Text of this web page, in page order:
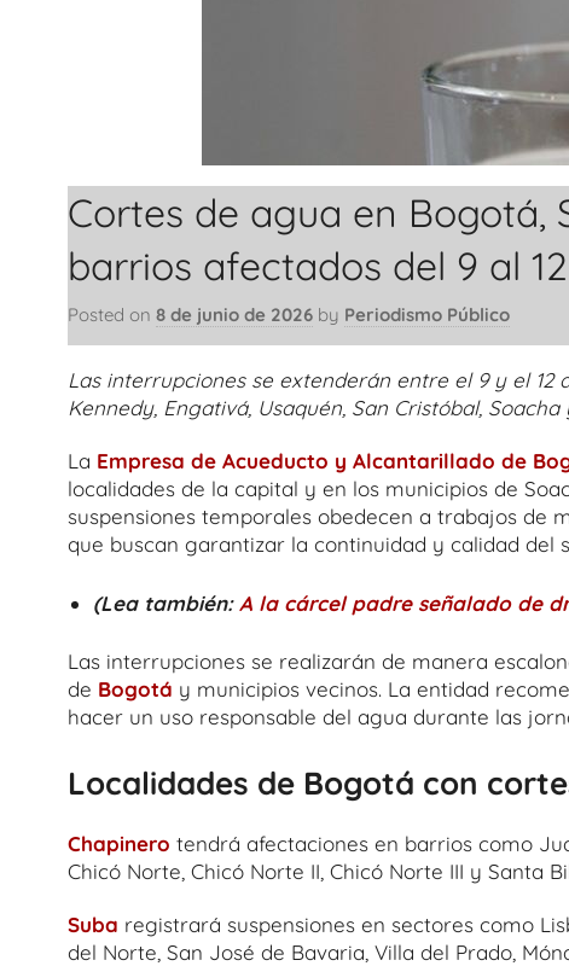
Cortes de agua en Bogotá,
barrios afectados del 9 al
Posted on 8 de junio de 2026 by Periodismo Público
Las interrupciones se extenderán entre el 9 y el 12
Kennedy, Engativá, Usaquén, San Cristóbal, Soacha
La Empresa de Acueducto y Alcantarillado de
localidades de la capital y en los municipios de
suspensiones temporales obedecen a trabajos de
que buscan garantizar la continuidad y calidad del
(Lea también:A la cárcel padre señalado de
Las interrupciones se realizarán de manera
de Bogotá y municipios vecinos. La entidad
hacer un uso responsable del agua durante las
Localidades de Bogotá con
Chapinero tendrá afectaciones en barrios como
Chicó Norte, Chicó Norte II, Chicó Norte III y Santa
Suba registrará suspensiones en sectores como
del Norte, San José de Bavaria, Villa del Prado,